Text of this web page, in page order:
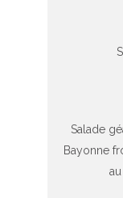
Salade
Bayonne